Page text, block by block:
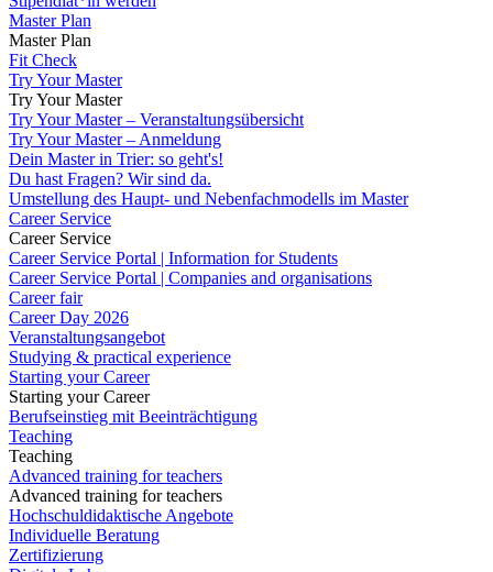
Master Plan
Master Plan
Fit Check
Try Your Master
Try Your Master
Try Your Master – Veranstaltungsübersicht
Try Your Master – Anmeldung
Dein Master in Trier: so geht's!
Du hast Fragen? Wir sind da.
Umstellung des Haupt- und Nebenfachmodells im Master
Career Service
Career Service
Career Service Portal | Information for Students
Career Service Portal | Companies and organisations
Career fair
Career Day 2026
Veranstaltungsangebot
Studying & practical experience
Starting your Career
Starting your Career
Berufseinstieg mit Beeinträchtigung
Teaching
Teaching
Advanced training for teachers
Advanced training for teachers
Hochschuldidaktische Angebote
Individuelle Beratung
Zertifizierung